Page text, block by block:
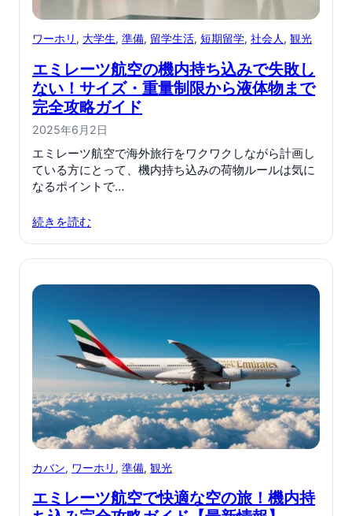
ワーホリ , 大学生, 準備, 留学生活, 短期留学, 社会人, 観光
エミレーツ航空の機内持ち込みで失敗し
ない！サイズ・重量制限から液体物まで
完全攻略ガイド
2025年6月2日
エミレーツ航空で海外旅行をワクワクしながら計画し
ている方にとって、機内持ち込みの荷物ルールは気に
なるポイントで…
続きを読む
カバン, ワーホリ , 準備, 観光
エミレーツ航空で快適な空の旅！機内持